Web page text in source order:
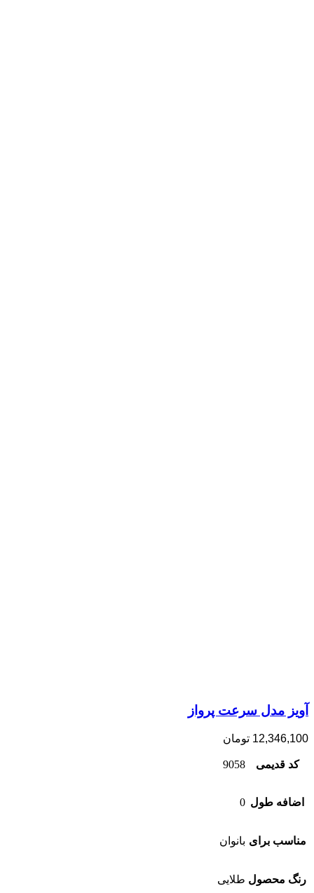
آویز مدل سرعت پرواز
12,346,100 تومان
کد قدیمی 9058
اضافه طول 0
مناسب برای بانوان
رنگ محصول طلایی